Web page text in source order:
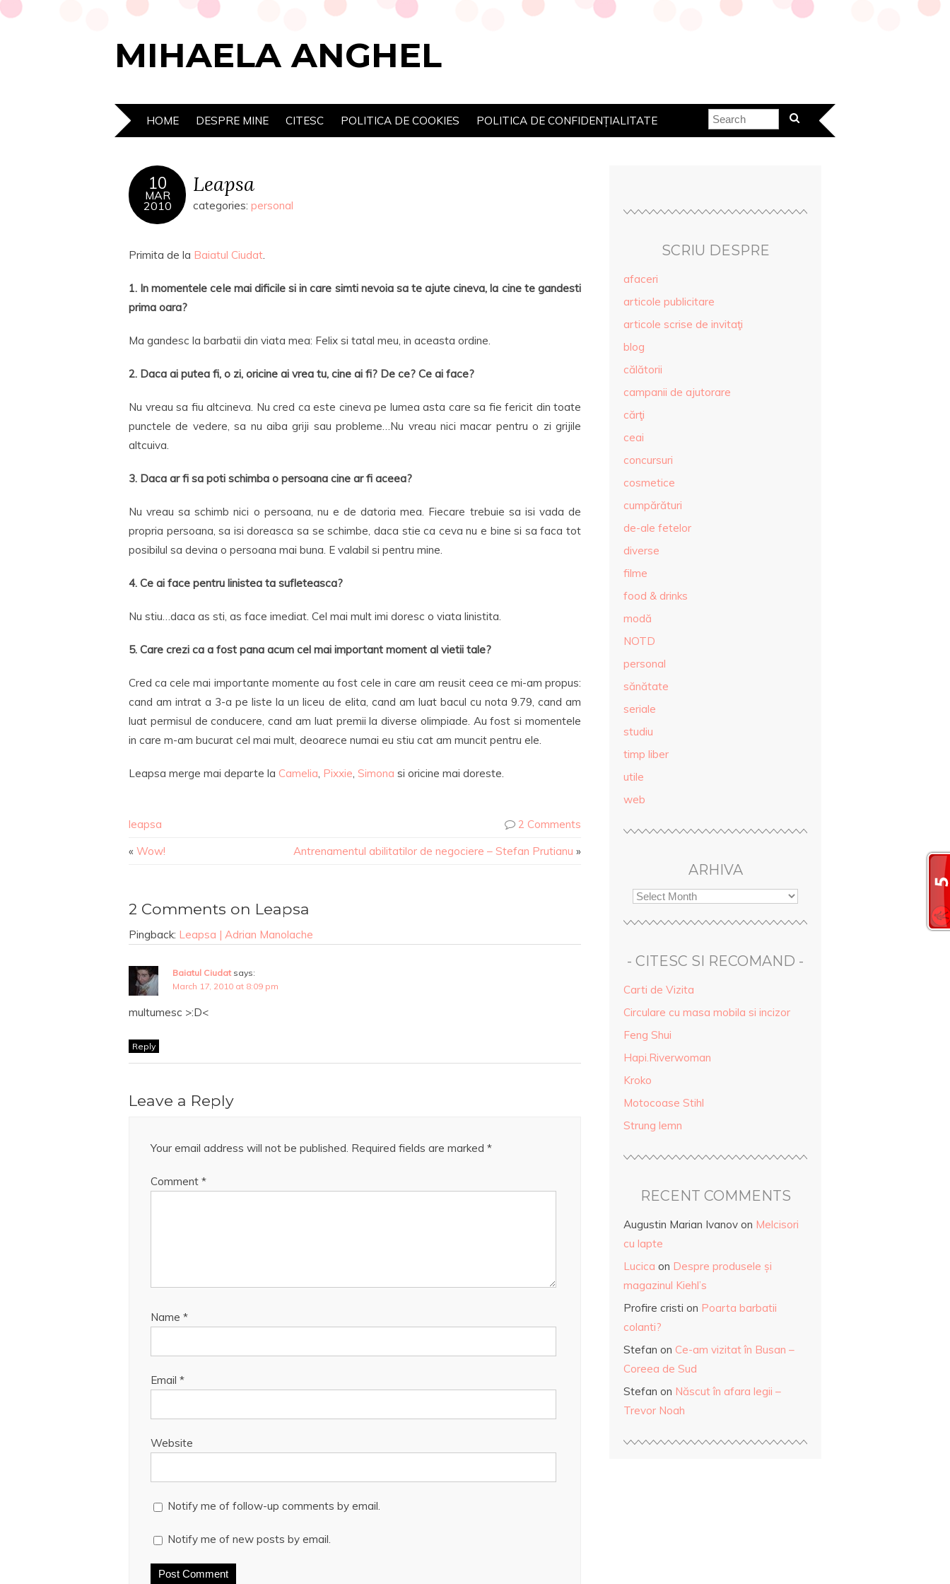
MIHAELA ANGHEL
HOME DESPRE MINE CITESC POLITICA DE COOKIES POLITICA DE CONFIDENȚIALITATE
10
MAR
2010
Leapsa
categories: personal
Primita de la Baiatul Ciudat.
1. In momentele cele mai dificile si in care simti nevoia sa te ajute cineva, la cine te gandesti
prima oara?
Ma gandesc la barbatii din viata mea: Felix si tatal meu, in aceasta ordine.
2. Daca ai putea fi, o zi, oricine ai vrea tu, cine ai fi? De ce? Ce ai face?
Nu vreau sa fiu altcineva. Nu cred ca este cineva pe lumea asta care sa fie fericit din toate
punctele de vedere, sa nu aiba griji sau probleme…Nu vreau nici macar pentru o zi grijile
altcuiva.
3. Daca ar fi sa poti schimba o persoana cine ar fi aceea?
Nu vreau sa schimb nici o persoana, nu e de datoria mea. Fiecare trebuie sa isi vada de
propria persoana, sa isi doreasca sa se schimbe, daca stie ca ceva nu e bine si sa faca tot
posibilul sa devina o persoana mai buna. E valabil si pentru mine.
4. Ce ai face pentru linistea ta sufleteasca?
Nu stiu…daca as sti, as face imediat. Cel mai mult imi doresc o viata linistita.
5. Care crezi ca a fost pana acum cel mai important moment al vietii tale?
Cred ca cele mai importante momente au fost cele in care am reusit ceea ce mi-am propus:
cand am intrat a 3-a pe liste la un liceu de elita, cand am luat bacul cu nota 9.79, cand am
luat permisul de conducere, cand am luat premii la diverse olimpiade. Au fost si momentele
in care m-am bucurat cel mai mult, deoarece numai eu stiu cat am muncit pentru ele.
Leapsa merge mai departe la Camelia, Pixxie, Simona si oricine mai doreste.
leapsa
2 Comments
« Wow! Antrenamentul abilitatilor de negociere – Stefan Prutianu »
2 Comments on Leapsa
Pingback: Leapsa | Adrian Manolache
Baiatul Ciudat says:
March 17, 2010 at 8:09 pm
multumesc >:D<
Reply
Leave a Reply
Your email address will not be published. Required fields are marked *
Comment *
Name *
Email *
Website
Notify me of follow-up comments by email.
Notify me of new posts by email.
SCRIU DESPRE
afaceri
articole publicitare
articole scrise de invitaţi
blog
călătorii
campanii de ajutorare
cărţi
ceai
concursuri
cosmetice
cumpărături
de-ale fetelor
diverse
filme
food & drinks
modă
NOTD
personal
sănătate
seriale
studiu
timp liber
utile
web
ARHIVA
- CITESC SI RECOMAND -
Carti de Vizita
Circulare cu masa mobila si incizor
Feng Shui
Hapi.Riverwoman
Kroko
Motocoase Stihl
Strung lemn
RECENT COMMENTS
Augustin Marian Ivanov on Melcisori
cu lapte
Lucica on Despre produsele și
magazinul Kiehl’s
Profire cristi on Poarta barbatii
colanti?
Stefan on Ce-am vizitat în Busan –
Coreea de Sud
Stefan on Născut în afara legii –
Trevor Noah